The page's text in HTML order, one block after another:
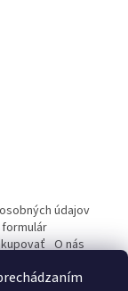
údajov
O nás